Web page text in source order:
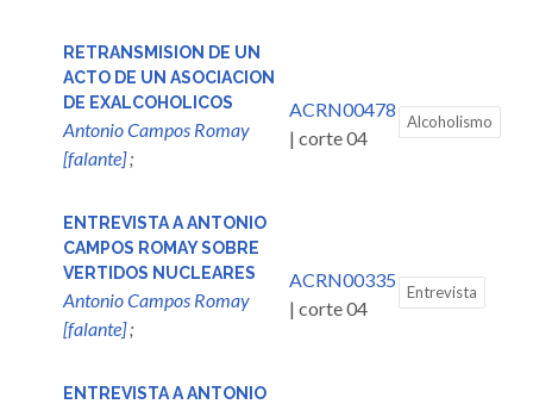
RETRANSMISION DE UN
ACTO DE UN ASOCIACION
DE EXALCOHOLICOS
Antonio Campos Romay
[falante];
ACRN00478
| corte 04
Alcoholismo
ENTREVISTA A ANTONIO
CAMPOS ROMAY SOBRE
VERTIDOS NUCLEARES
Antonio Campos Romay
[falante];
ACRN00335
| corte 04
Entrevista
ENTREVISTA A ANTONIO